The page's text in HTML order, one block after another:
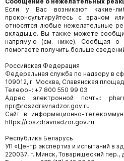
Если у Вас возникают какие-
проконсультируйтесь с врачом
относятся любые нежелательные
вкладыше. Вы также можете
напрямую (см. ниже). Сообщая о
помогаете получить больше
Российская Федерация
Федеральная служба по надзору в
109012, г. Москва, Славянская
Телефон: +7 800 550 99 03
Адрес электронной почты:
npr@roszdravnadzor.gov.ru
Сайт в информационно-
https://roszdravnadzor.gov.ru
Республика Беларусь
УП «Центр экспертиз и испытаний в
220037, г. Минск, Товарищеский пер.,